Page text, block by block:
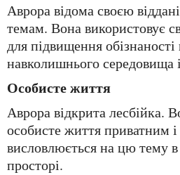
Аврора відома своєю відданістю екологічним
темам. Вона використовує
для підвищення
навколишнього середовища
Особисте життя
Аврора відкрита лесбійка. Вона зберігає своє
особисте життя приватним і
висловлюється на цю тему
просторі.